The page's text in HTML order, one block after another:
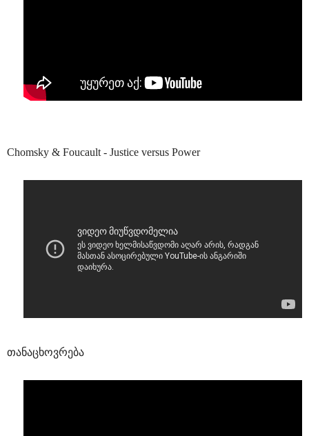
Chomsky & Foucault - Justice versus Power
თანაცხოვრება